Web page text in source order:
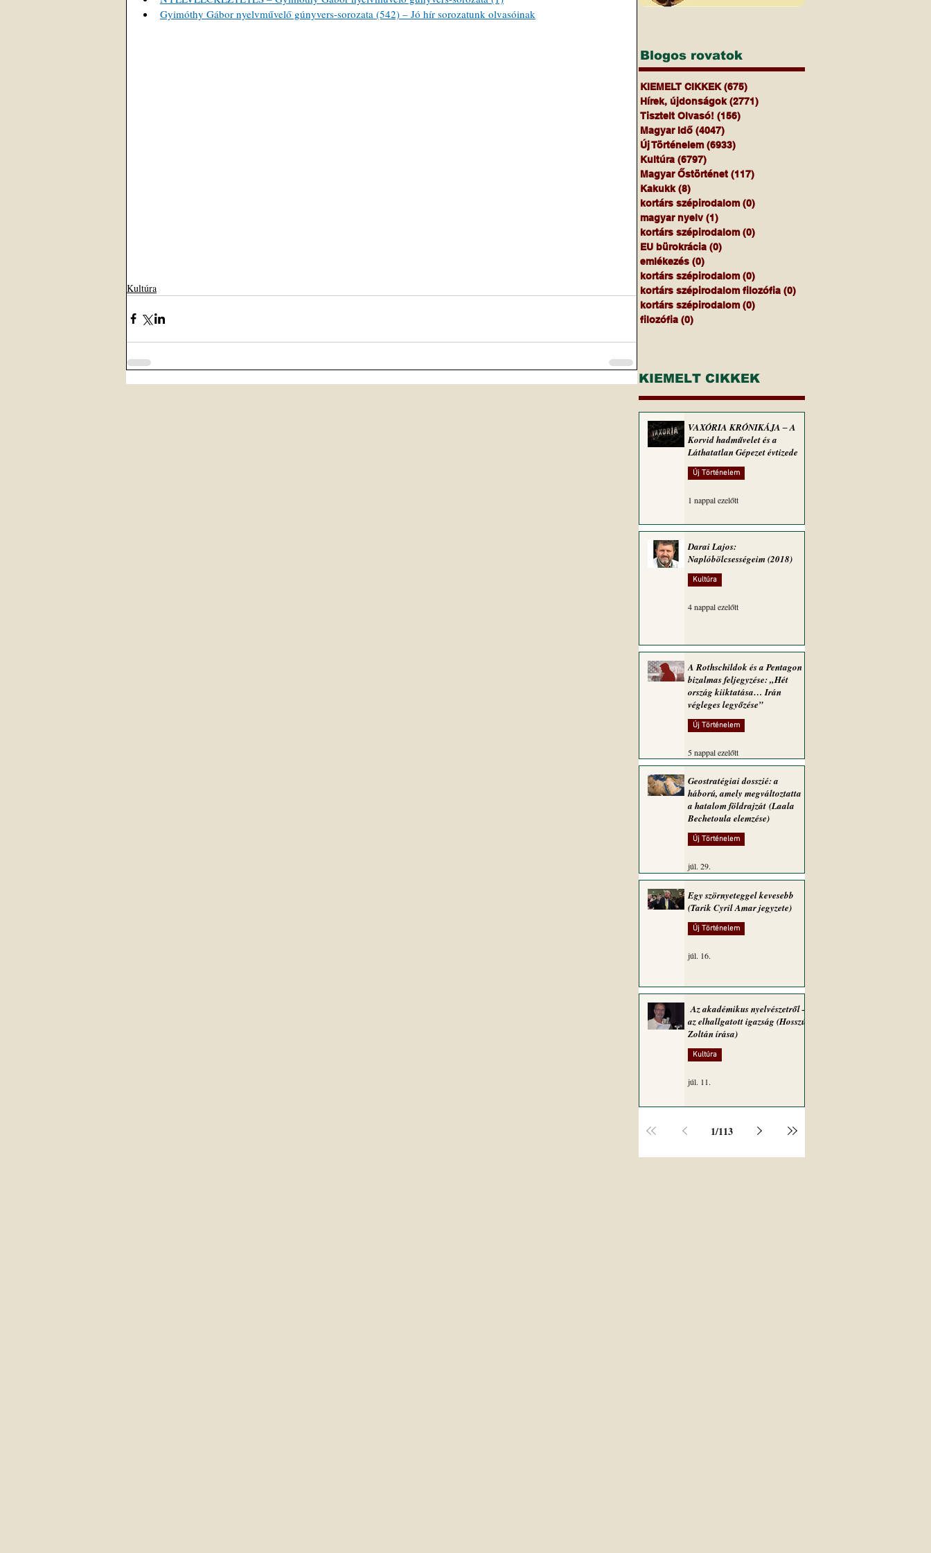
Gyimóthy Gábor nyelvművelő gúnyvers-sorozata (542) – Jó hír sorozatunk olvasóinak
Kultúra
Blogos rovatok
KIEMELT CIKKEK (675)
Hírek, újdonságok (2771)
Tisztelt Olvasó! (156)
Magyar Idő (4047)
Új Történelem (6933)
Kultúra (6797)
Magyar Őstörténet (117)
Kakukk (8)
kortárs szépirodalom (0)
magyar nyelv (1)
kortárs szépirodalom (0)
EU bürokrácia (0)
emlékezés (0)
kortárs szépirodalom (0)
kortárs szépirodalom filozófia (0)
kortárs szépirodalom (0)
filozófia (0)
KIEMELT CIKKEK
VAXÓRIA KRÓNIKÁJA ‒ A
Korvid hadművelet és a
Láthatatlan Gépezet évtizede
Új Történelem
1 nappal ezelőtt
Darai Lajos:
Naplóbölcsességeim (2018)
Kultúra
4 nappal ezelőtt
A Rothschildok és a Pentagon
bizalmas feljegyzése: „Hét
ország kiiktatása… Irán
végleges legyőzése”
Új Történelem
5 nappal ezelőtt
Geostratégiai dosszié: a
háború, amely megváltoztatta
a hatalom földrajzát (Laala
Bechetoula elemzése)
Új Történelem
júl. 29.
Egy szörnyeteggel kevesebb
(Tarik Cyril Amar jegyzete)
Új Történelem
júl. 16.
Az akadémikus nyelvészetről –
az elhallgatott igazság (Hosszú
Zoltán írása)
Kultúra
júl. 11.
1/113